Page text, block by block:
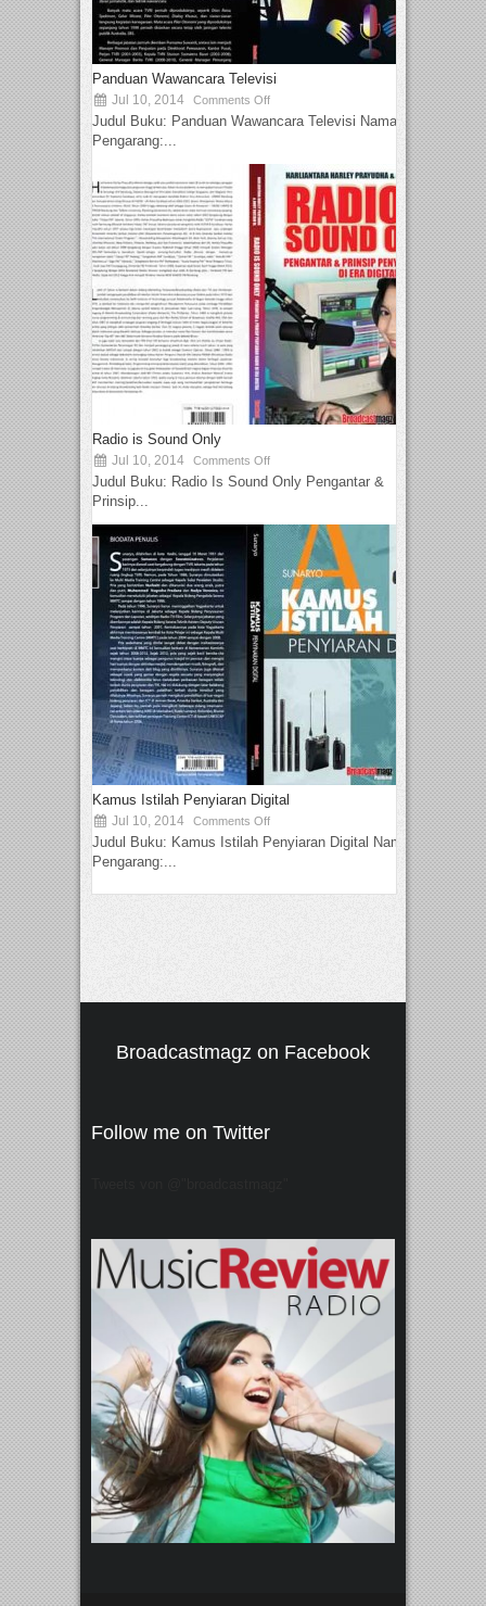
Panduan Wawancara Televisi
Jul 10, 2014 Comments Off
Judul Buku: Panduan Wawancara Televisi Nama
Pengarang:...
Radio is Sound Only
Jul 10, 2014 Comments Off
Judul Buku: Radio Is Sound Only Pengantar &
Prinsip...
Kamus Istilah Penyiaran Digital
Jul 10, 2014 Comments Off
Judul Buku: Kamus Istilah Penyiaran Digital Nama
Pengarang:...
Broadcastmagz on Facebook
Follow me on Twitter